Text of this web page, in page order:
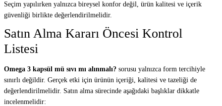
Seçim yapılırken yalnızca bireysel konfor değil, ürün kalitesi ve içerik
güvenliği birlikte değerlendirilmelidir.
Satın Alma Kararı Öncesi Kontrol
Listesi
Omega 3 kapsül mü sıvı mı alınmalı? sorusu yalnızca form tercihiyle
sınırlı değildir. Gerçek etki için ürünün içeriği, kalitesi ve tazeliği de
değerlendirilmelidir. Satın alma sürecinde aşağıdaki başlıklar dikkatle
incelenmelidir: